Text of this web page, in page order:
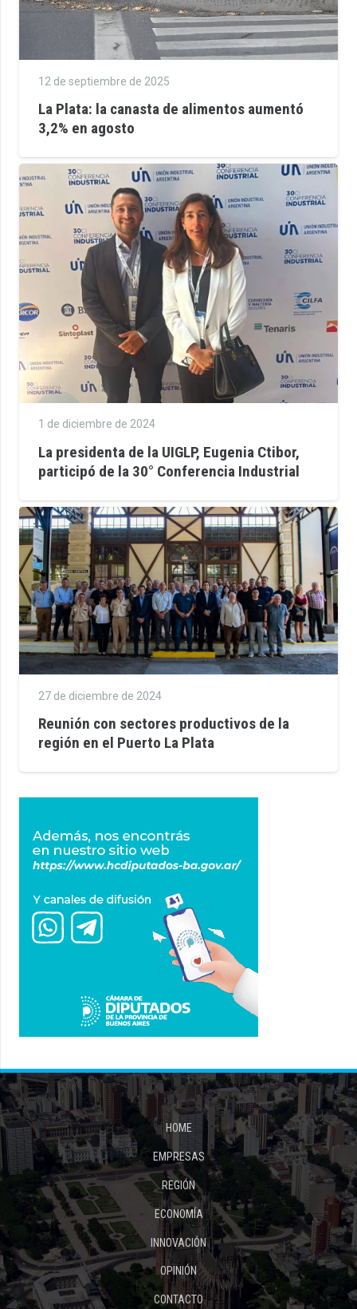
12 de septiembre de 2025
La Plata: la canasta de alimentos aumentó
3,2% en agosto
1 de diciembre de 2024
La presidenta de la UIGLP, Eugenia Ctibor,
participó de la 30° Conferencia Industrial
27 de diciembre de 2024
Reunión con sectores productivos de la
región en el Puerto La Plata
HOME
EMPRESAS
REGIÓN
ECONOMÍA
INNOVACIÓN
OPINIÓN
CONTACTO